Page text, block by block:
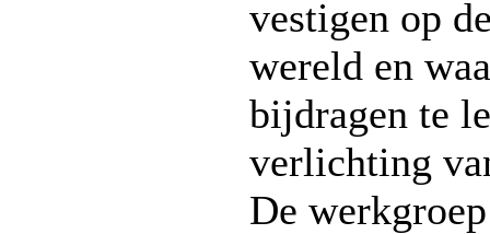
vestigen op
wereld en
bijdragen te
verlichting
De